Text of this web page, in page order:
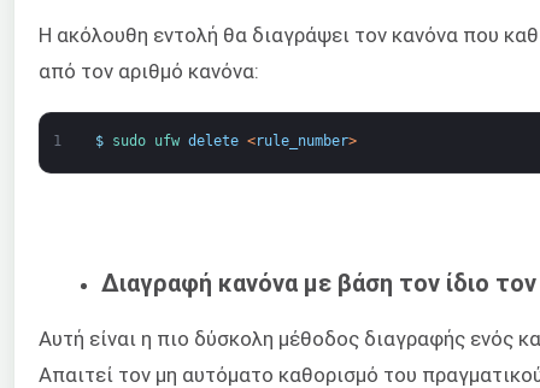
Η ακόλουθη εντολή θα διαγράψει τον κανόνα που
από τον αριθμό κανόνα:
1 $ sudo ufw delete <rule_number>
Διαγραφή κανόνα με βάση τον ίδιο
Αυτή είναι η πιο δύσκολη μέθοδος διαγραφής ενός
Απαιτεί τον μη αυτόματο καθορισμό του